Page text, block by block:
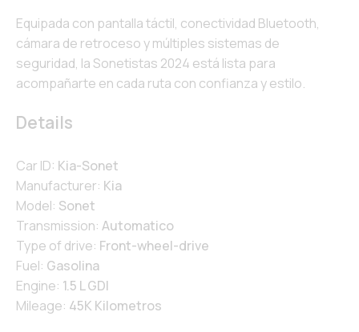
Equipada con pantalla táctil, conectividad Bluetooth,
cámara de retroceso y múltiples sistemas de
seguridad, la Sonetistas 2024 está lista para
acompañarte en cada ruta con confianza y estilo.
Details
Car ID: Kia-Sonet
Manufacturer: Kia
Model: Sonet
Transmission: Automatico
Type of drive: Front-wheel-drive
Fuel: Gasolina
Engine: 1.5 L GDI
Mileage: 45K Kilometros